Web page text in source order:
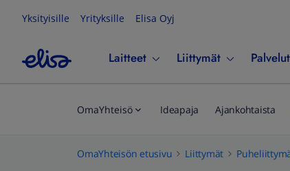
Yksityisille Yrityksille Elisa Oyj
Laitteet Liittymät Palvelut
OmaYhteisö Ideapaja Ajankohtaista
OmaYhteisön etusivu Liittymät